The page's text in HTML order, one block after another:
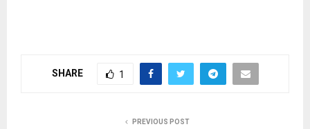
Французите не излегоа.
регионалното гласање
SHARE 1
PREVIOUS POST